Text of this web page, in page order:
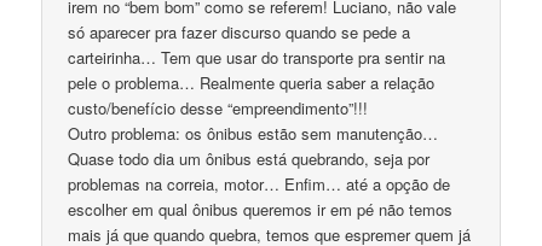
irem no “bem bom” como se referem! Luciano, não vale
só aparecer pra fazer discurso quando se pede a
carteirinha… Tem que usar do transporte pra sentir na
pele o problema… Realmente queria saber a relação
custo/benefício desse “empreendimento”!!!
Outro problema: os ônibus estão sem manutenção…
Quase todo dia um ônibus está quebrando, seja por
problemas na correia, motor… Enfim… até a opção de
escolher em qual ônibus queremos ir em pé não temos
mais já que quando quebra, temos que espremer quem já